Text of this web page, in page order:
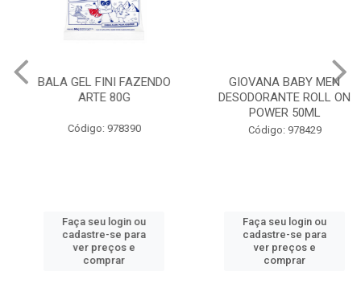
BALA GEL FINI FAZENDO
ARTE 80G
Código: 978390
Faça seu login ou
cadastre-se para
ver preços e
comprar
GIOVANA BABY MEN
DESODORANTE ROLL ON
POWER 50ML
Código: 978429
Faça seu login ou
cadastre-se para
ver preços e
comprar